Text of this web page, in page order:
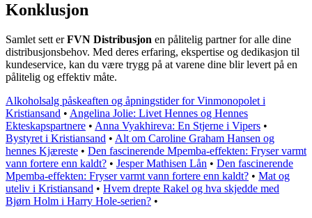
Konklusjon
Samlet sett erFVN Distribusjon en pålitelig partner for alle dine
distribusjonsbehov. Med deres erfaring, ekspertise og dedikasjon til
kundeservice, kan du være trygg på at varene dine blir levert på en
pålitelig og effektiv måte.
Alkoholsalg påskeaften og åpningstider for Vinmonopolet i
Kristiansand • Angelina Jolie: Livet Hennes og Hennes
Ekteskapspartnere • Anna Vyakhireva: En Stjerne i Vipers •
Bystyret i Kristiansand • Alt om Caroline Graham Hansen og
hennes Kjæreste • Den fascinerende Mpemba-effekten: Fryser varmt
vann fortere enn kaldt? • Jesper Mathisen Lån • Den fascinerende
Mpemba-effekten: Fryser varmt vann fortere enn kaldt? • Mat og
uteliv i Kristiansand • Hvem drepte Rakel og hva skjedde med
Bjørn Holm i Harry Hole-serien? •